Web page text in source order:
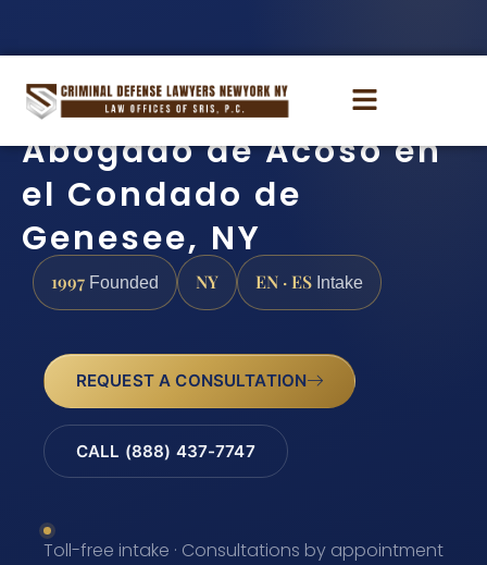
Abogado de Acoso en
el Condado de
Genesee, NY
1997 Founded NY EN · ES Intake
REQUEST A CONSULTATION
CALL (888) 437-7747
Toll-free intake · Consultations by appointment